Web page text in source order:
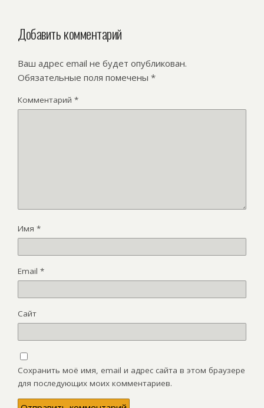
Добавить комментарий
Ваш адрес email не будет опубликован.
Обязательные поля помечены *
Комментарий *
Имя *
Email *
Сайт
Сохранить моё имя, email и адрес сайта в этом браузере
для последующих моих комментариев.